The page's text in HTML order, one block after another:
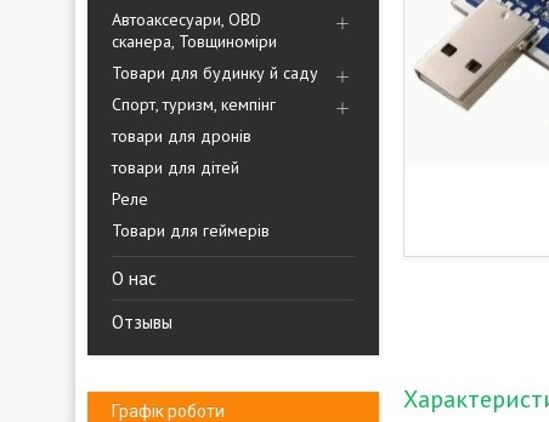
Автоаксесуари, OBD
сканера, Товщиноміри
Товари для будинку й саду
Спорт, туризм, кемпінг
товари для дронів
товари для дітей
Реле
Товари для геймерів
О нас
Отзывы
Графік роботи